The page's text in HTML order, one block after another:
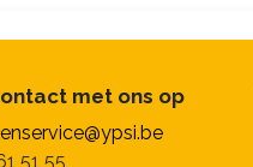
met ons op
51 55